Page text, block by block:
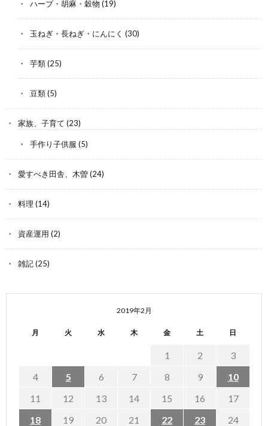
ハーブ・胡麻・穀物 (19)
玉ねぎ・長ねぎ・にんにく (30)
芋類(25)
豆類(5)
家族、子育て (23)
手作り子供服 (5)
愛すべき田舎、木曽(24)
料理 (14)
資産運用 (2)
雑記(25)
2019年2月
月 火 水 木 金 土 日
1 2
3
4
5 6 7 8 9
10
11
12 13 14 15 16
17
18
19 20 21 22 23
24